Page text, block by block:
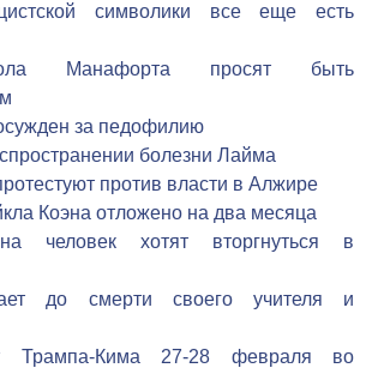
символики все еще есть
Манафорта просят быть
за педофилию
болезни Лайма
против власти в Алжире
Коэна отложено на два месяца
человек хотят вторгнуться в
до смерти своего учителя и
Трампа-Кима 27-28 февраля во